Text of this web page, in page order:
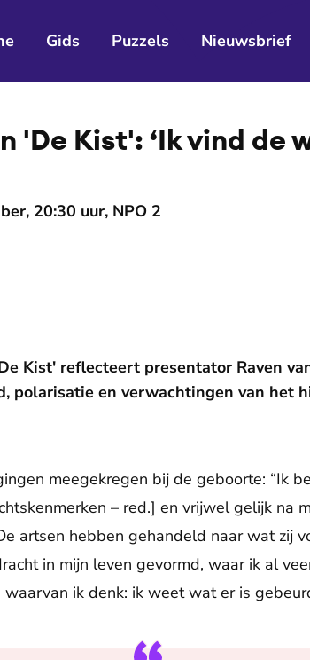
Gids Puzzels Nieuwsbrief
'De Kist': ‘Ik vind de
20:30 uur, NPO 2
Kist' reflecteert presentator Raven
polarisatie en verwachtingen van het
meegekregen bij de geboorte: “Ik
– red.] en vrijwel gelijk na
artsen hebben gehandeld naar wat zij
in mijn leven gevormd, waar ik al
ik denk: ik weet wat er is